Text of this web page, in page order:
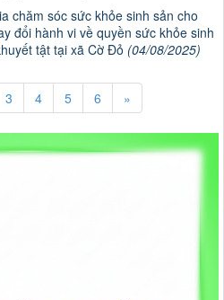
chăm sóc sức khỏe sinh sản cho
đổi hành vi về quyền sức khỏe sinh
tật tại xã Cờ Đỏ (04/08/2025)
3 4 5 6 »